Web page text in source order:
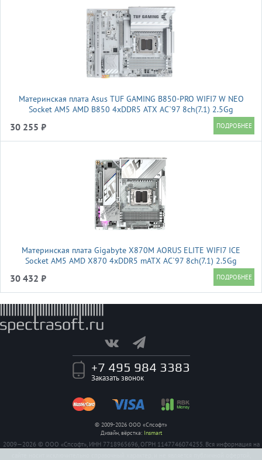
Материнская плата Asus TUF GAMING B850-PRO WIFI7 W NEO
Socket AM5 AMD B850 4xDDR5 ATX AC`97 8ch(7.1) 2.5Gg
30 255 ₽
Материнская плата Gigabyte X870M AORUS ELITE WIFI7 ICE
Socket AM5 AMD X870 4xDDR5 mATX AC`97 8ch(7.1) 2.5Gg
30 432 ₽
+7 495 984 3383
Заказать звонок
© 2009-2026 ООО «Спсофт»
Дизайн, вёрстка: Insmart
2009—2026 © ООО «Спсофт», ИНН 7718965696, ОГРН 1147746074255. Вся информация на